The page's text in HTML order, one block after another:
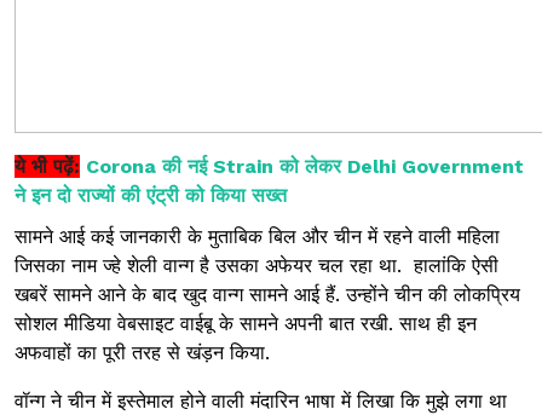
ये भी पढ़ें: Corona की नई Strain को लेकर Delhi Government
ने इन दो राज्यों की एंट्री को किया सख्त
सामने आई कई जानकारी के मुताबिक बिल और चीन में रहने वाली महिला
जिसका नाम ज्हे शेली वान्ग है उसका अफेयर चल रहा था. हालांकि ऐसी
खबरें सामने आने के बाद खुद वान्ग सामने आई हैं. उन्होंने चीन की लोकप्रिय
सोशल मीडिया वेबसाइट वाईबू के सामने अपनी बात रखी. साथ ही इन
अफवाहों का पूरी तरह से खंड़न किया.
वॉन्ग ने चीन में इस्तेमाल होने वाली मंदारिन भाषा में लिखा कि मुझे लगा था